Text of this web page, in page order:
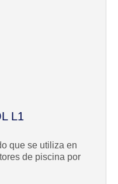
L1
que se utiliza en
de piscina por